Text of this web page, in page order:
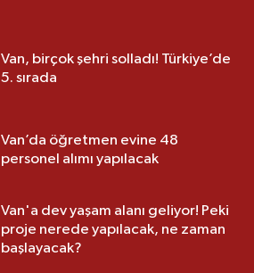
Van, birçok şehri solladı! Türkiye’de
5. sırada
Van’da öğretmen evine 48
personel alımı yapılacak
Van'a dev yaşam alanı geliyor! Peki
proje nerede yapılacak, ne zaman
başlayacak?